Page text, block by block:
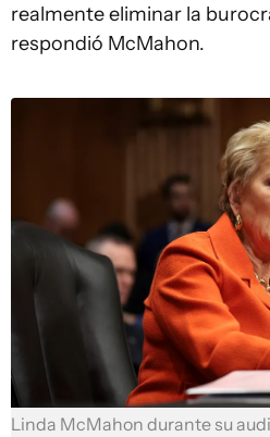
realmente eliminar la
respondió McMahon.
Linda McMahon durante su